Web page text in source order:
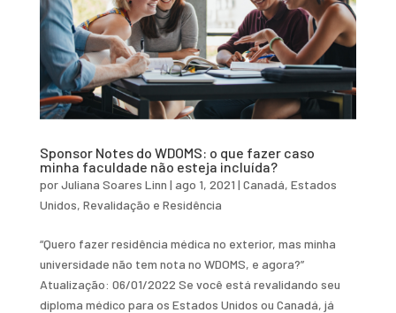
Sponsor Notes do WDOMS: o que fazer caso
minha faculdade não esteja incluída?
porJuliana Soares Linn | ago 1, 2021 | Canadá, Estados
Unidos, Revalidação e Residência
“Quero fazer residência médica no exterior, mas minha
universidade não tem nota no WDOMS, e agora?”
Atualização: 06/01/2022 Se você está revalidando seu
diploma médico para os Estados Unidos ou Canadá, já